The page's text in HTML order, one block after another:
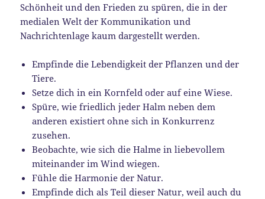
Schönheit und den Frieden zu spüren, die in der
medialen Welt der Kommunikation und
Nachrichtenlage kaum dargestellt werden.
Empfinde die Lebendigkeit der Pflanzen und der
Tiere.
Setze dich in ein Kornfeld oder auf eine Wiese.
Spüre, wie friedlich jeder Halm neben dem
anderen existiert ohne sich in Konkurrenz
zusehen.
Beobachte, wie sich die Halme in liebevollem
miteinander im Wind wiegen.
Fühle die Harmonie der Natur.
Empfinde dich als Teil dieser Natur, weil auch du